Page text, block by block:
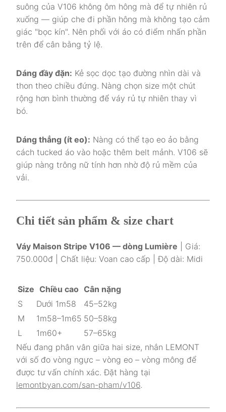
suông của V106 không ôm hông mà để tự nhiên rủ
xuống — giúp che đi phần hông mà không tạo cảm
giác "bọc kín". Nên phối với áo có điểm nhấn phần
trên để cân bằng tỷ lệ.
Dáng đầy đặn: Kẻ sọc dọc tạo đường nhìn dài và
thon theo chiều đứng. Nàng chọn size một chút
rộng hơn bình thường để váy rủ tự nhiên thay vì
bó.
Dáng thẳng (ít eo): Nàng có thể tạo eo ảo bằng
cách tucked áo vào hoặc thêm belt mảnh. V106 sẽ
giúp nàng trông nữ tính hơn nhờ độ rủ mềm của
vải.
Chi tiết sản phẩm & size chart
Váy Maison Stripe V106 — dòng Lumière | Giá:
750.000đ | Chất liệu: Voan cao cấp | Độ dài: Midi
Size Chiều cao Cân nặng
S
Dưới 1m58
45–52kg
M
1m58–1m65 50–58kg
L
1m60+
57–65kg
Nếu đang phân vân giữa hai size, nhắn LEMONT
với số đo vòng ngực – vòng eo – vòng mông để
được tư vấn chính xác. Đặt hàng tại
lemontbyan.com/san-pham/v106.